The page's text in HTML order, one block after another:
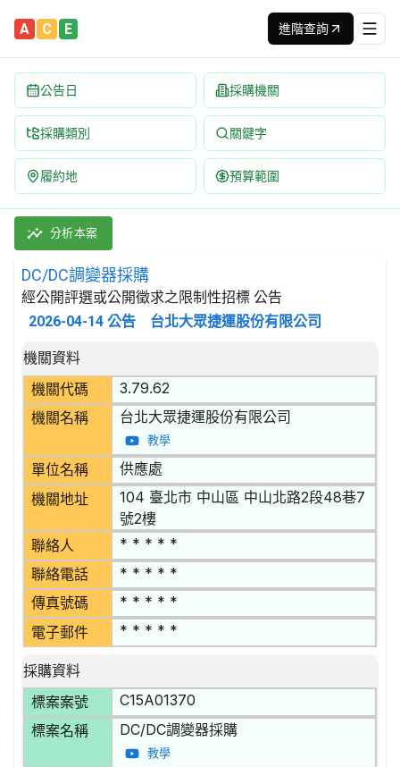
A C E 進階查詢
公告日 採購機關
採購類別 關鍵字
履約地 預算範圍
DC/DC調變器採購 招標公告 | 案號：C15A01370 | 經公開
採購類別：財物類 其他運輸設備及其零件 | 招標方式：經
分析本案
DC/DC調變器採購
經公開評選或公開徵求之限制性招標 公告
2026-04-14 公告 台北大眾捷運股份有限公司
招標公告詳細內容
機關資料
機關代碼
3.79.62
機關名稱 台北大眾捷運股份有限公司
教學
單位名稱 供應處
機關地址
104 臺北市 中山區 中山北路2段48巷7
號2樓
聯絡人 * * * * *
聯絡電話 * * * * *
傳真號碼 * * * * *
電子郵件 * * * * *
採購資料
標案案號
C15A01370
標案名稱 DC/DC調變器採購
教學